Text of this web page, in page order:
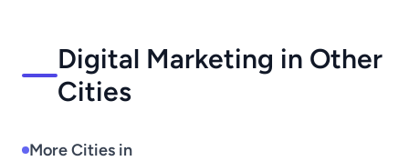
Digital Marketing in Other
Cities
More Cities in